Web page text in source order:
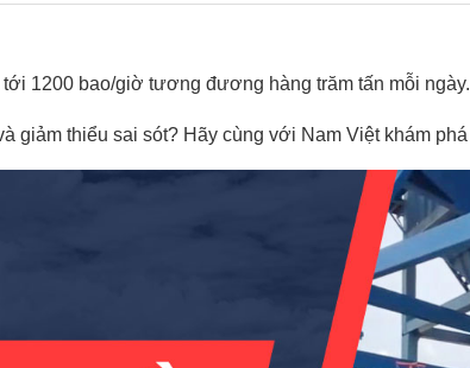
tới 1200 bao/giờ tương đương hàng trăm tấn mỗi ngày.
giảm thiểu sai sót? Hãy cùng với Nam Việt khám